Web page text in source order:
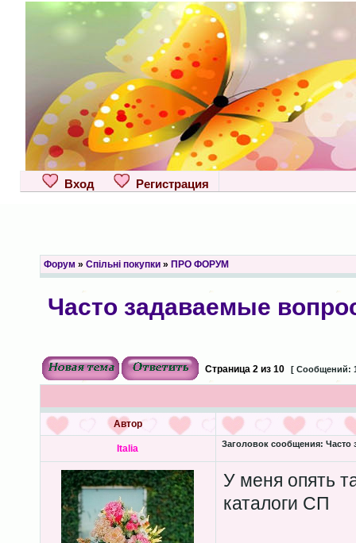
Вход Регистрация
Форум » Спільні покупки» ПРО ФОРУМ
Часто задаваемые
Страница 2из 10 [ Сообщений:
Автор
Italia Заголовок сообщения: Часто
У меня опять
каталоги СП